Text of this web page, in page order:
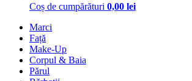
Coș de cumpărături 0,00 lei
Marci
Față
Make-Up
Corpul & Baia
Părul